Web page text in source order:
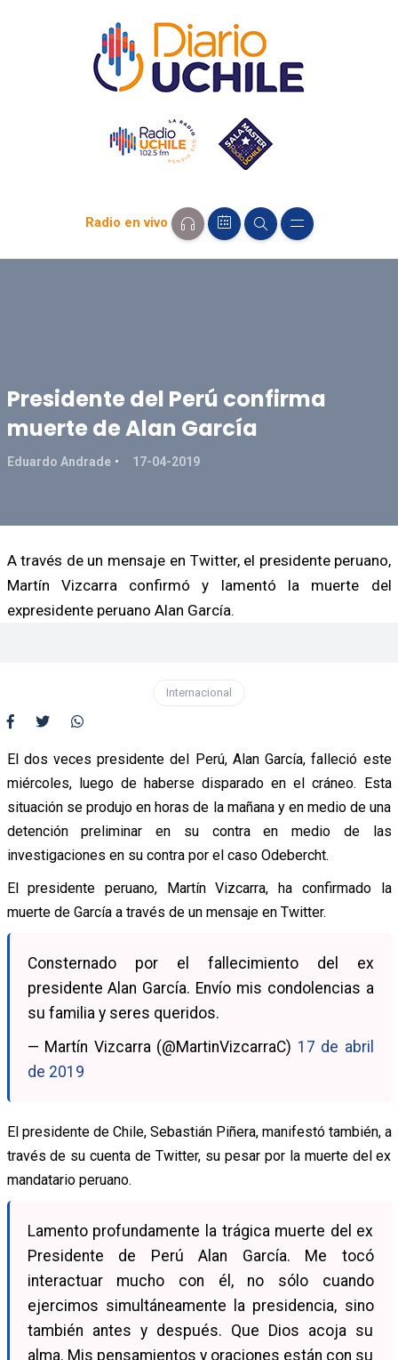
Radio en vivo
Presidente del Perú confirma
muerte de Alan García
Eduardo Andrade 17-04-2019
A través de un mensaje en Twitter, el presidente peruano,
Martín Vizcarra confirmó y lamentó la muerte del
expresidente peruano Alan García.
Internacional
El dos veces presidente del Perú, Alan García, falleció este
miércoles, luego de haberse disparado en el cráneo. Esta
situación se produjo en horas de la mañana y en medio de una
detención preliminar en su contra en medio de las
investigaciones en su contra por el caso Odebercht.
El presidente peruano, Martín Vizcarra, ha confirmado la
muerte de García a través de un mensaje en Twitter.
Consternado por el fallecimiento del ex
presidente Alan García. Envío mis condolencias a
su familia y seres queridos.
— Martín Vizcarra (@MartinVizcarraC) 17 de abril
de 2019
El presidente de Chile, Sebastián Piñera, manifestó también, a
través de su cuenta de Twitter, su pesar por la muerte del ex
mandatario peruano.
Lamento profundamente la trágica muerte del ex
Presidente de Perú Alan García. Me tocó
interactuar mucho con él, no sólo cuando
ejercimos simultáneamente la presidencia, sino
también antes y después. Que Dios acoja su
alma. Mis pensamientos y oraciones están con su